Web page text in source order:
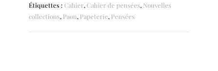
Étiquettes :Cahier,Cahier de pensées, Nouvelles
collections, Paon, Papeterie, Pensées